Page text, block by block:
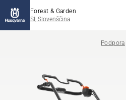
Forest & Garden
SI, Slovenščina
Podpora